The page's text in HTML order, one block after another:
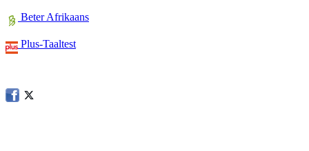
Beter Afrikaans
Plus-Taaltest